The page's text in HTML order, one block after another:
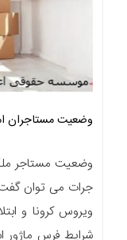
وضعیت مستاجران
وضعیت مستاجر
جرات می توان
ویروس کرونا و
شرایط فرس ماژور